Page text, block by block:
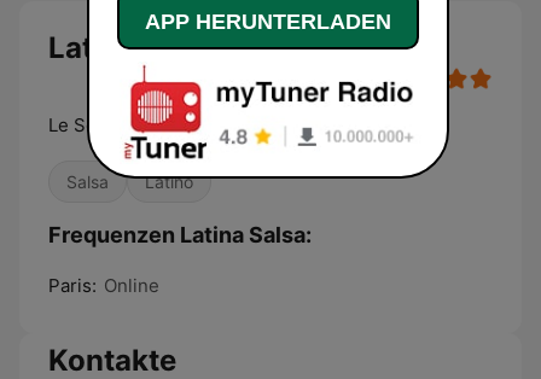
Latina Salsa
Le Son Latino
Salsa Latino
Frequenzen Latina Salsa:
Paris: Online
Kontakte
APP HERUNTERLADEN